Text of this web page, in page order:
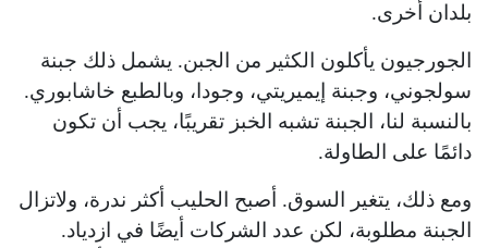
بلدان أخرى.
الجورجيون يأكلون الكثير من الجبن. يشمل ذلك جبنة
سولجوني، وجبنة إيميريتي، وجودا، وبالطبع خاشابوري.
بالنسبة لنا، الجبنة تشبه الخبز تقريبًا، يجب أن تكون
دائمًا على الطاولة.
ومع ذلك، يتغير السوق. أصبح الحليب أكثر ندرة، ولاتزال
الجبنة مطلوبة، لكن عدد الشركات أيضًا في ازدياد.